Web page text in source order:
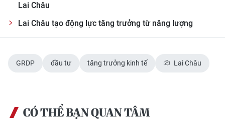
Lai Châu
Lai Châu tạo động lực tăng trưởng từ năng lượng
GRDP đầu tư tăng trưởng kinh tế Lai Châu
CÓ THỂ BẠN QUAN TÂM